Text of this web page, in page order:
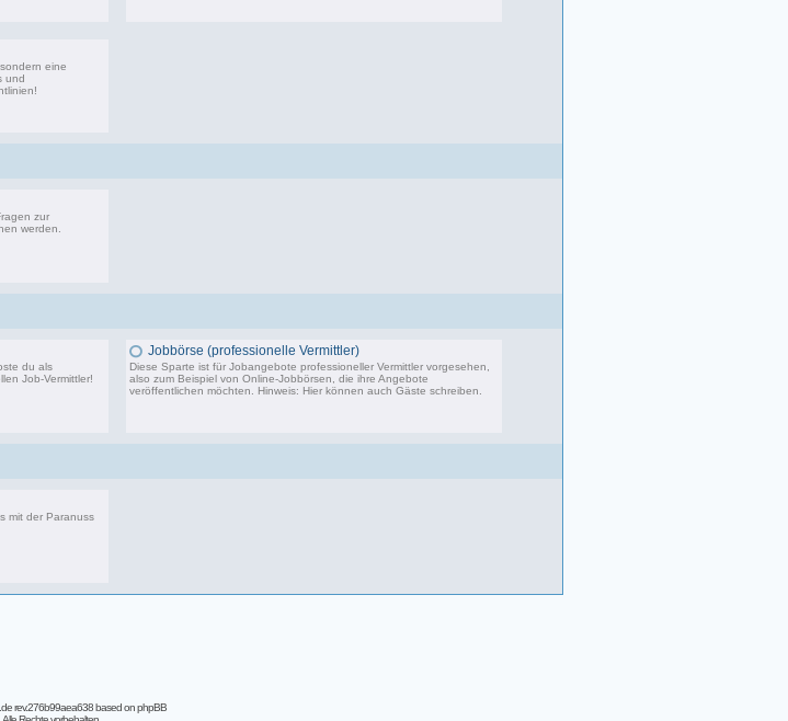
eine
und
zur
werden.
du als
Job-Vermittler!
Jobbörse (professionelle Vermittler)
Diese Sparte ist für Jobangebote professioneller Vermittler vorgesehen,
also zum Beispiel von Online-Jobbörsen, die ihre Angebote
veröffentlichen möchten. Hinweis: Hier können auch Gäste schreiben.
mit der Paranuss
rev.276b99aea638based onphpBB